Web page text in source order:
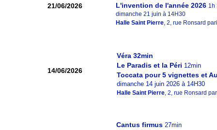
Cantus firmus 27min
14/06/2026
L'invention de l'année 2026 1h
dimanche 21 juin à 14H30
Halle Saint Pierre, 2, rue Ronsard
21/06/2026
Véra 32min
Le Paradis et la Péri 12min
Toccata pour 5 vignettes et
dimanche 14 juin 2026 à 14H30
Halle Saint Pierre, 2, rue Ronsard